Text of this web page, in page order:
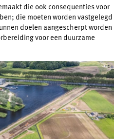
die ook consequenties voor
die moeten worden vastgelegd
doelen aangescherpt worden
voor een duurzame